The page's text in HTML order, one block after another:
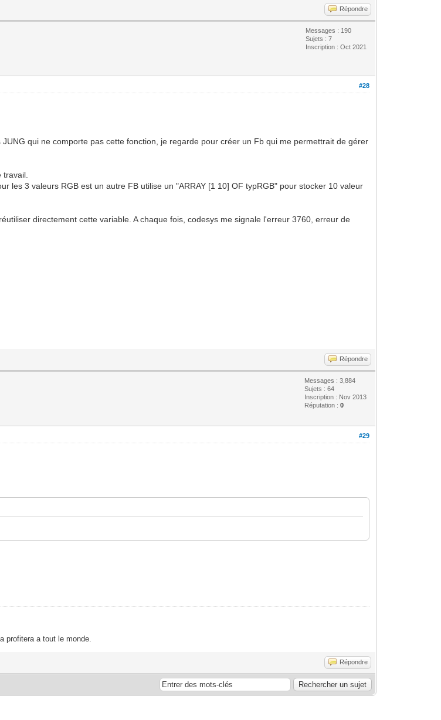
Répondre
Messages : 190
Sujets : 7
Inscription : Oct 2021
#28
qui ne comporte pas cette fonction, je regarde pour créer un Fb qui me permettrait de gérer
les 3 valeurs RGB est un autre FB utilise un "ARRAY [1 10] OF typRGB" pour stocker 10 valeur
directement cette variable. A chaque fois, codesys me signale l'erreur 3760, erreur de
Répondre
Messages : 3,884
Sujets : 64
Inscription : Nov 2013
Réputation :0
#29
profitera a tout le monde.
Répondre